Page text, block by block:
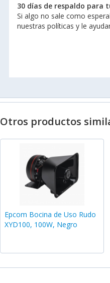
30 días de respaldo para
Si algo no sale como
nuestras políticas y le
Otros productos
Epcom Bocina de Uso Rudo
XYD100, 100W, Negro